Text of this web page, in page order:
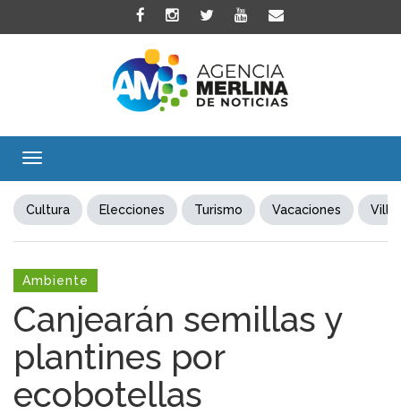
Toggle
Cultura Elecciones Turismo Vacaciones Villa
Ambiente
Canjearán semillas y
plantines por
ecobotellas